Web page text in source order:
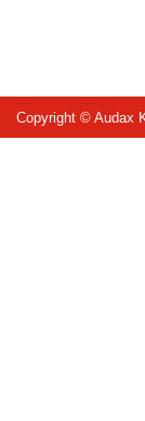
Copyright © Audax